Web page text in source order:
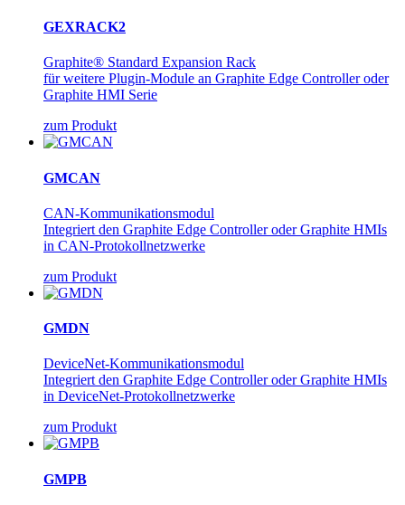
GEXRACK2
Graphite® Standard Expansion Rack
für weitere Plugin-Module an Graphite Edge Controller oder
Graphite HMI Serie
zum Produkt
GMCAN
CAN-Kommunikationsmodul
Integriert den Graphite Edge Controller oder Graphite HMIs
in CAN-Protokollnetzwerke
zum Produkt
GMDN
DeviceNet-Kommunikationsmodul
Integriert den Graphite Edge Controller oder Graphite HMIs
in DeviceNet-Protokollnetzwerke
zum Produkt
GMPB